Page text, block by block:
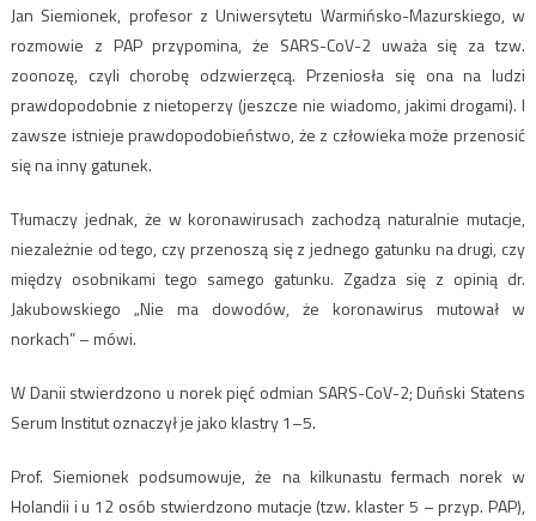
Jan Siemionek, profesor z Uniwersytetu Warmińsko-Mazurskiego, w
rozmowie z PAP przypomina, że SARS-CoV-2 uważa się za tzw.
zoonozę, czyli chorobę odzwierzęcą. Przeniosła się ona na ludzi
prawdopodobnie z nietoperzy (jeszcze nie wiadomo, jakimi drogami). I
zawsze istnieje prawdopodobieństwo, że z człowieka może przenosić
się na inny gatunek.
Tłumaczy jednak, że w koronawirusach zachodzą naturalnie mutacje,
niezależnie od tego, czy przenoszą się z jednego gatunku na drugi, czy
między osobnikami tego samego gatunku. Zgadza się z opinią dr.
Jakubowskiego „Nie ma dowodów, że koronawirus mutował w
norkach” – mówi.
W Danii stwierdzono u norek pięć odmian SARS-CoV-2; Duński Statens
Serum Institut oznaczył je jako klastry 1–5.
Prof. Siemionek podsumowuje, że na kilkunastu fermach norek w
Holandii i u 12 osób stwierdzono mutacje (tzw. klaster 5 – przyp. PAP),